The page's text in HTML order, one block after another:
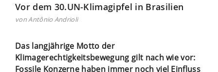
Vor dem 30.UN-Klimagipfel in Brasilien
von Antônio Andrioli
Das langjährige Motto der
Klimagerechtigkeitsbewegung gilt nach wie vor:
Fossile Konzerne haben immer noch viel Einfluss